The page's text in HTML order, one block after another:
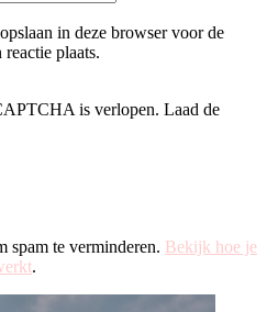
in deze browser voor de
plaats.
is verlopen. Laad de
spam te verminderen. Bekijk hoe je
.